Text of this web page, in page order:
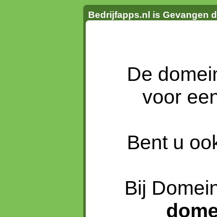
Bedrijfapps.nl is Gevangen
De
voor
Bent u
Bij